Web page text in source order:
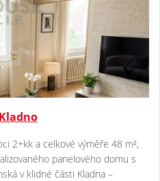
2+kk a celkové výměře 48 m²,
panelového domu s
v klidné části Kladna –